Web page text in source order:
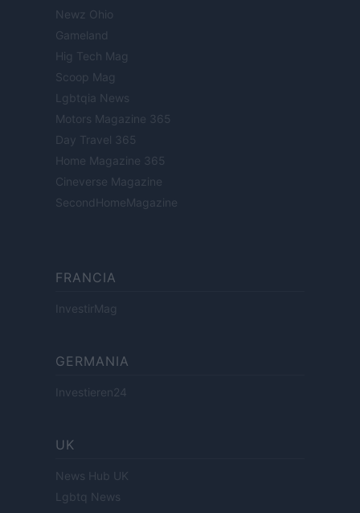
Newz Ohio
Gameland
Hig Tech Mag
Scoop Mag
Lgbtqia News
Motors Magazine 365
Day Travel 365
Home Magazine 365
Cineverse Magazine
SecondHomeMagazine
FRANCIA
InvestirMag
GERMANIA
Investieren24
UK
News Hub UK
Lgbtq News